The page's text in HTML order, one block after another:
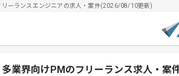
リーランスエンジニアの求人・案件(2026/08/10更新)
多業界向けPMのフリーランス求人・案